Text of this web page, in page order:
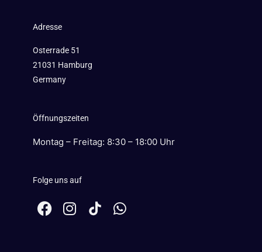
Adresse
Osterrade 51
21031 Hamburg
Germany
Öffnungszeiten
Montag – Freitag: 8:30 – 18:00 Uhr
Folge uns auf
F
a
I
n
W
h